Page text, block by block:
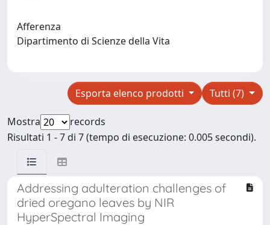
Afferenza
Dipartimento di Scienze della Vita
Tutti (7)
Esporta elenco prodotti
Mostra
records
Risultati 1 - 7 di 7 (tempo di esecuzione: 0.005 secondi).
Addressing adulteration challenges of
dried oregano leaves by NIR
HyperSpectral Imaging